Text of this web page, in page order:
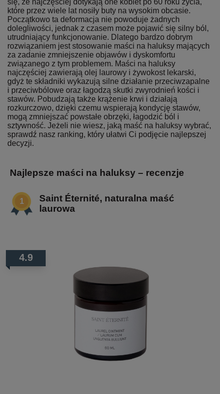
się, że najczęściej dotykają one kobiet po 60 roku życia,
które przez wiele lat nosiły buty na wysokim obcasie.
Początkowo ta deformacja nie powoduje żadnych
dolegliwości, jednak z czasem może pojawić się silny ból,
utrudniający funkcjonowanie. Dlatego bardzo dobrym
rozwiązaniem jest stosowanie maści na haluksy mających
za zadanie zmniejszenie objawów i dyskomfortu
związanego z tym problemem. Maści na haluksy
najczęściej zawierają olej laurowy i żywokost lekarski,
gdyż te składniki wykazują silne działanie przeciwzapalne
i przeciwbólowe oraz łagodzą skutki zwyrodnień kości i
stawów. Pobudzają także krążenie krwi i działają
rozkurczowo, dzięki czemu wspierają kondycję stawów,
mogą zmniejszać powstałe obrzęki, łagodzić ból i
sztywność. Jeżeli nie wiesz, jaką maść na haluksy wybrać,
sprawdź nasz ranking, który ułatwi Ci podjęcie najlepszej
decyzji.
Najlepsze maści na haluksy – recenzje
Saint Éternité, naturalna maść
laurowa
4.9